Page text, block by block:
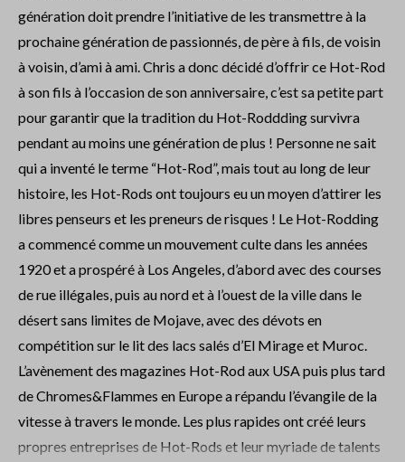
génération doit prendre l’initiative de les transmettre à la
prochaine génération de passionnés, de père à fils, de voisin
à voisin, d’ami à ami. Chris a donc décidé d’offrir ce Hot-Rod
à son fils à l’occasion de son anniversaire, c’est sa petite part
pour garantir que la tradition du Hot-Roddding survivra
pendant au moins une génération de plus ! Personne ne sait
qui a inventé le terme “Hot-Rod”, mais tout au long de leur
histoire, les Hot-Rods ont toujours eu un moyen d’attirer les
libres penseurs et les preneurs de risques ! Le Hot-Rodding
a commencé comme un mouvement culte dans les années
1920 et a prospéré à Los Angeles, d’abord avec des courses
de rue illégales, puis au nord et à l’ouest de la ville dans le
désert sans limites de Mojave, avec des dévots en
compétition sur le lit des lacs salés d’El Mirage et Muroc.
L’avènement des magazines Hot-Rod aux USA puis plus tard
de Chromes&Flammes en Europe a répandu l’évangile de la
vitesse à travers le monde. Les plus rapides ont créé leurs
propres entreprises de Hot-Rods et leur myriade de talents